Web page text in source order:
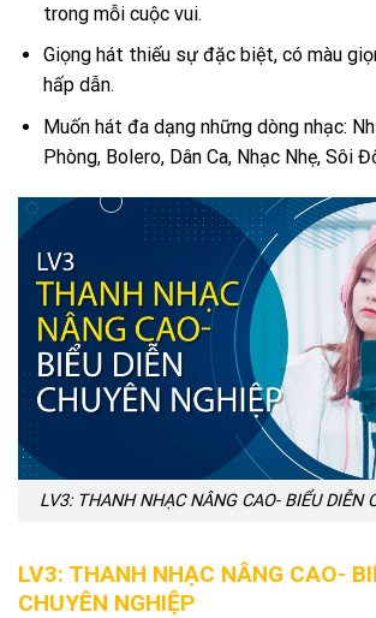
trong mỗi cuộc vui.
Giọng hát thiếu sự đặc biệt, có màu
hấp dẫn.
Muốn hát đa dạng những dòng nhạc:
Phòng, Bolero, Dân Ca, Nhạc Nhẹ, Sôi
LV3: THANH NHẠC NÂNG CAO- BIỂU DIỄN
LV3: THANH NHẠC NÂNG CAO-
CHUYÊN NGHIỆP